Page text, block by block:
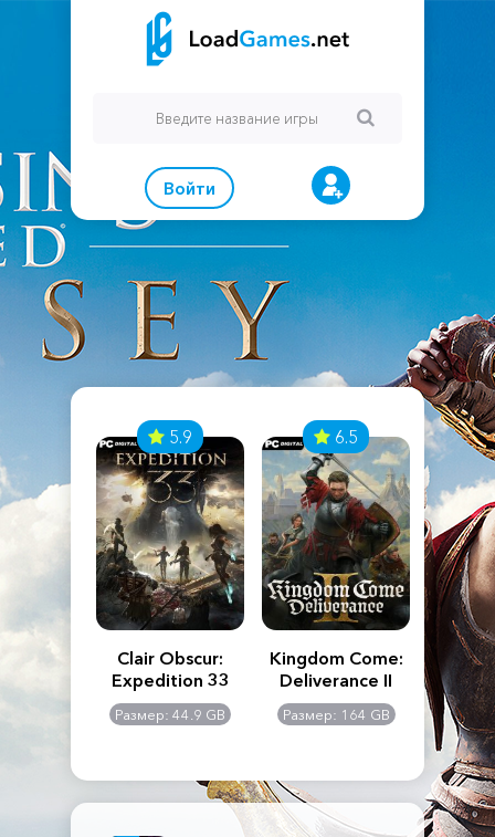
Войти
Creed
5.9
Clair Obscur:
Expedition 33
Размер: 44.9 GB
6.5
Kingdom Come:
Deliverance II
Размер: 164 GB
The